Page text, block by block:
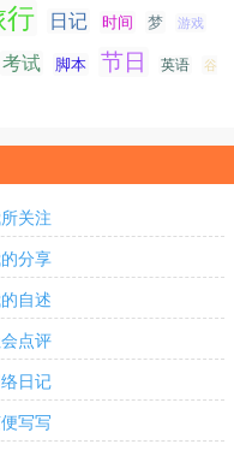
行 日记 时间 梦 游戏
考试 脚本 节日 英语 谷
关注
分享
自述
点评
日记
写写